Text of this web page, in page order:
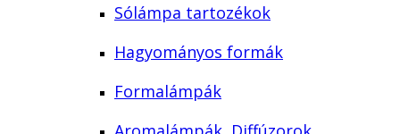
Sólámpa tartozékok
Hagyományos formák
Formalámpák